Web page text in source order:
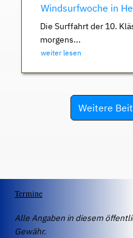
Windsurfwoche in
Die Surffahrt der 10.
morgens...
weiter lesen
Weitere
Termine
Alle Angaben in diesem
Gewähr.